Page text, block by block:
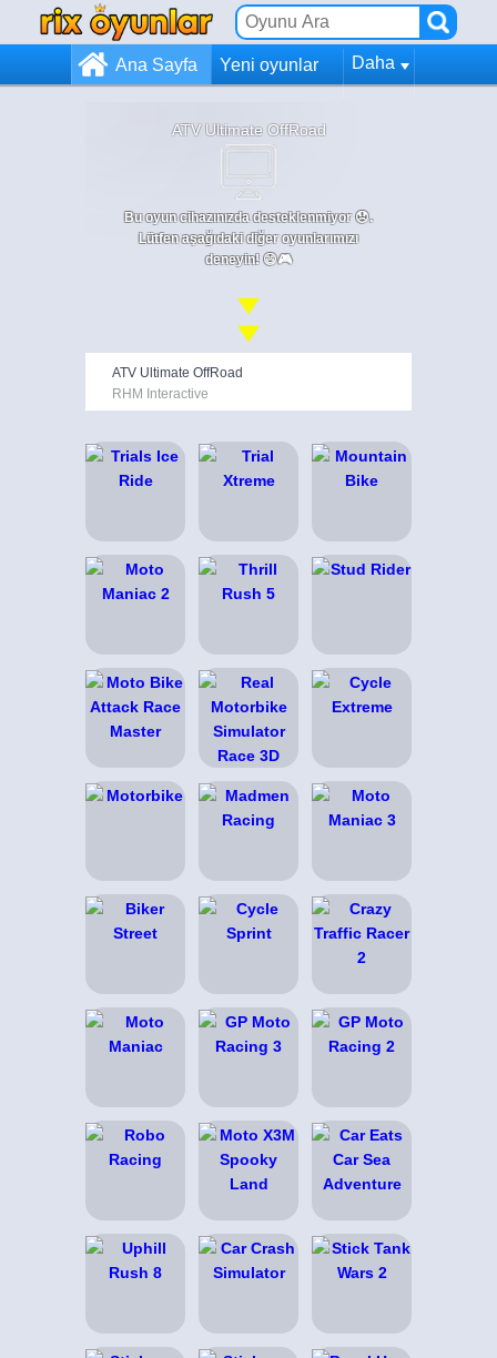
Ana Sayfa Yeni oyunlar Daha
ATV Ultimate OffRoad
Bu oyun cihazınızda desteklenmiyor 😞.
Lütfen aşağıdaki diğer oyunlarımızı
deneyin! 😄🎮
ATV Ultimate OffRoad
RHM Interactive